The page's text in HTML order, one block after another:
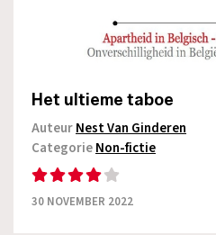
Het ultieme taboe
AuteurNest Van Ginderen
CategorieNon-fictie
30 NOVEMBER 2022